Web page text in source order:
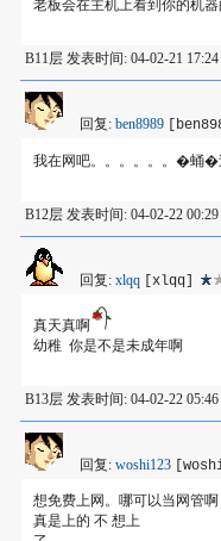
老板会在主机上看到你的机
B11层 发表时间: 04-02-21 17:24
回复: ben8989
我在网吧。。。。。。�蛹�
B12层 发表时间: 04-02-22 00:29
回复: xlqq [xlqq]
真天真啊
幼稚 你是不是未成年啊
B13层 发表时间: 04-02-22 05:46
回复: woshi123
想免费上网。哪可以当网管啊
真是上的 不 想上